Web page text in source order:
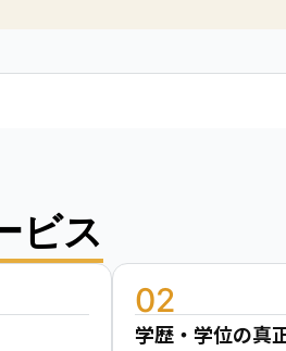
ビス
02
学歴・学位の真